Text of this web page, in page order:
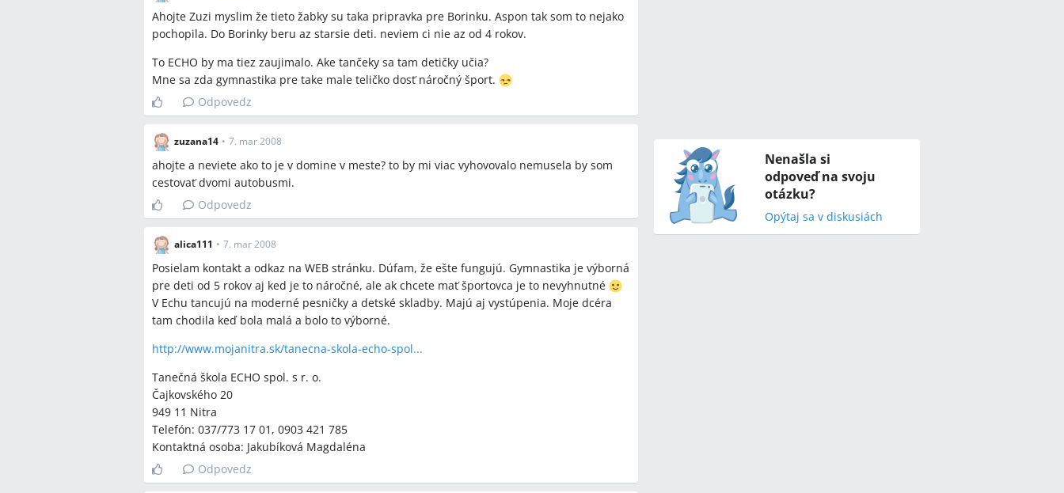
typicky od 4–5 rokov.
Sporné názory
Niektorí považujú gymnastiku za najlepšiu prípravu pre dievčatá, iní preferujú priame
začatie v tanečnej škole (ECHO, Domino, Akademia tanca) už od 3 rokov.
Otvorené otázky
zápisov?
Aké sú presné ceny a mesačné poplatky za kurzy v ECHO, Akademii tanca a Domino?
Ktoré kluby pravidelne prijímajú dvoj‑ až trojročné deti na dlhodobejšiu prípravu?
Spomenuté značky a firmy
Tanečná škola ECHO spol. s r. o., TS ECHO, Akademia tanca, Domino, OC Lipa, MojaNitra,
Bábkové divadlo
Spomenuté produkty a metódy
Mini kurz, Miki kurz, ŽABKY, Lienky, step, spoločenský tanec, disco, hip hop, muzikál,
Ahojte Zuzi myslim že tieto žabky su taka pripravka pre Borinku. Aspon tak som to nejako
pochopila. Do Borinky beru az starsie deti. neviem ci nie az od 4 rokov.
To ECHO by ma tiez zaujimalo. Ake tančeky sa tam detičky učia?
Mne sa zda gymnastika pre take male teličko dosť náročný šport.
Odpovedz
zuzana14 • 7. mar 2008
ahojte a neviete ako to je v domine v meste? to by mi viac vyhovovalo nemusela by som
cestovať dvomi autobusmi.
Odpovedz
alica111 • 7. mar 2008
Posielam kontakt a odkaz na WEB stránku. Dúfam, že ešte fungujú. Gymnastika je výborná
pre deti od 5 rokov aj ked je to náročné, ale ak chcete mať športovca je to nevyhnutné
V Echu tancujú na moderné pesničky a detské skladby. Majú aj vystúpenia. Moje dcéra
tam chodila keď bola malá a bolo to výborné.
http://www.mojanitra.sk/tanecna-skola-echo-spol...
Tanečná škola ECHO spol. s r. o.
Čajkovského 20
949 11 Nitra
Telefón: 037/773 17 01, 0903 421 785
Kontaktná osoba: Jakubíková Magdaléna
Odpovedz
Nenašla si
odpoveď na svoju
otázku?
Opýtaj sa v diskusiách